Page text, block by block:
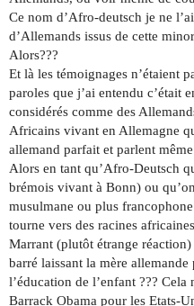
Ce nom d’Afro-deutsch je ne
d’Allemands issus de cette
Alors???
Et là les témoignages n’étaient
paroles que j’ai entendu c’était
considérés comme des
Africains vivant en Allemagne
allemand parfait et parlent
Alors en tant qu’Afro-Deutsch
brémois vivant à Bonn) ou
musulmane ou plus
tourne vers des racines
Marrant (plutôt étrange
barré laissant la mère
l’éducation de l’enfant ???
Barrack Obama pour les Etats-